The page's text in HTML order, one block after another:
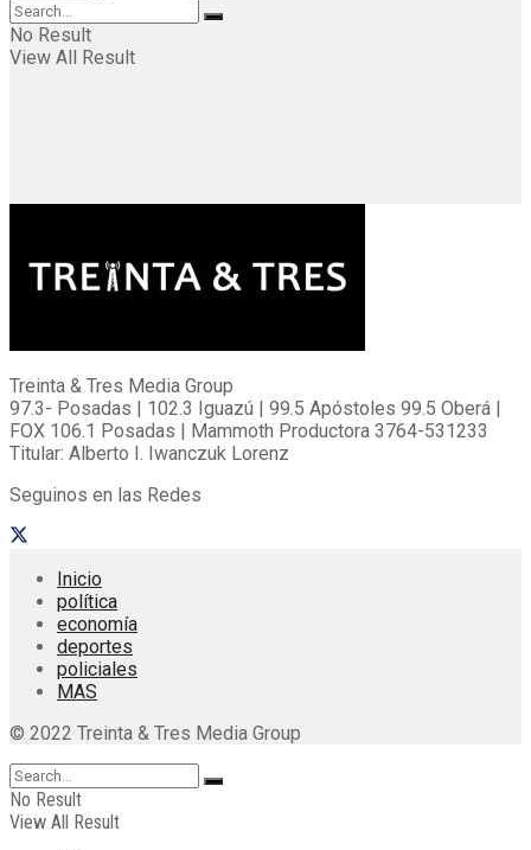
No Result
View All Result
Treinta & Tres Media Group
97.3- Posadas | 102.3 Iguazú | 99.5 Apóstoles 99.5 Oberá |
FOX 106.1 Posadas | Mammoth Productora 3764-531233
Titular: Alberto I. Iwanczuk Lorenz
Seguinos en las Redes
Inicio
política
economía
deportes
policiales
MAS
© 2022 Treinta & Tres Media Group
No Result
View All Result